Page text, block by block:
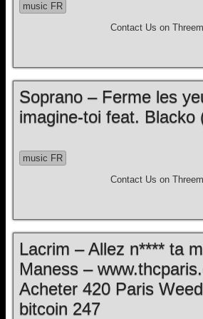
music FR
Contact Us on
Soprano – Ferme les
imagine-toi feat. Blacko
music FR
Contact Us on
Lacrim – Allez n**** ta
Maness –
Acheter 420 Paris
bitcoin 247